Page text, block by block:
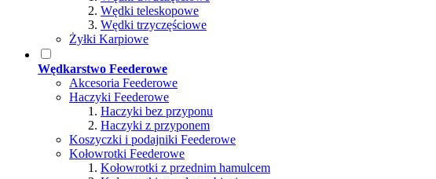
Wędki teleskopowe
Wędki trzyczęściowe
Żyłki Karpiowe
Wędkarstwo Feederowe
Akcesoria Feederowe
Haczyki Feederowe
Haczyki bez przyponu
Haczyki z przyponem
Koszyczki i podajniki Feederowe
Kołowrotki Feederowe
Kołowrotki z przednim hamulcem